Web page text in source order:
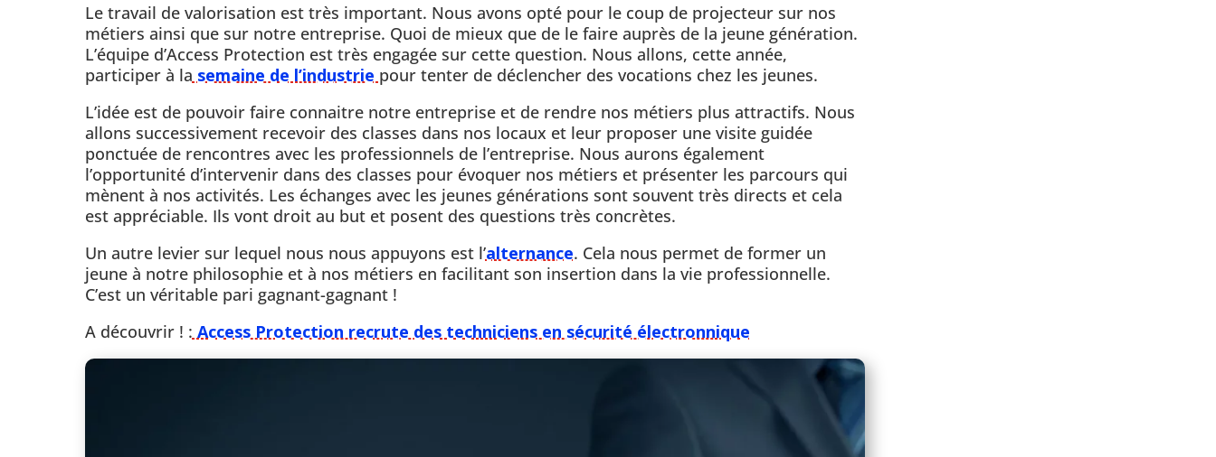
Le travail de valorisation est très important. Nous avons opté pour le coup de projecteur sur nos
métiers ainsi que sur notre entreprise. Quoi de mieux que de le faire auprès de la jeune génération.
L’équipe d’Access Protection est très engagée sur cette question. Nous allons, cette année,
participer à la semaine de l’industrie pour tenter de déclencher des vocations chez les jeunes.
L’idée est de pouvoir faire connaitre notre entreprise et de rendre nos métiers plus attractifs. Nous
allons successivement recevoir des classes dans nos locaux et leur proposer une visite guidée
ponctuée de rencontres avec les professionnels de l’entreprise. Nous aurons également
l’opportunité d’intervenir dans des classes pour évoquer nos métiers et présenter les parcours qui
mènent à nos activités. Les échanges avec les jeunes générations sont souvent très directs et cela
est appréciable. Ils vont droit au but et posent des questions très concrètes.
Un autre levier sur lequel nous nous appuyons est l’alternance. Cela nous permet de former un
jeune à notre philosophie et à nos métiers en facilitant son insertion dans la vie professionnelle.
C’est un véritable pari gagnant-gagnant !
A découvrir ! : Access Protection recrute des techniciens en sécurité électronnique